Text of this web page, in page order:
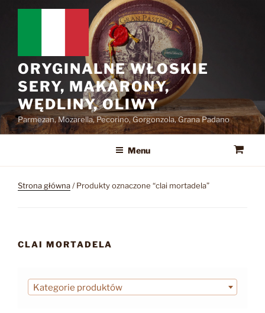
Przejdź
ORYGINALNE WŁOSKIE
SERY, MAKARONY,
WĘDLINY, OLIWY
Parmezan, Mozarella, Pecorino, Gorgonzola, Grana Padano
Menu
Strona główna/ Produkty oznaczone “clai mortadela”
CLAI MORTADELA
Kategorie produktów